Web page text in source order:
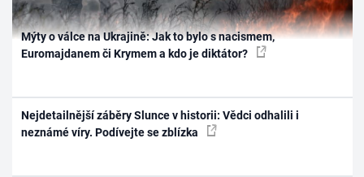
Mýty o válce na Ukrajině: Jak to bylo s nacismem,
Euromajdanem či Krymem a kdo je diktátor?
Nejdetailnější záběry Slunce v historii: Vědci odhalili i
neznámé víry. Podívejte se zblízka